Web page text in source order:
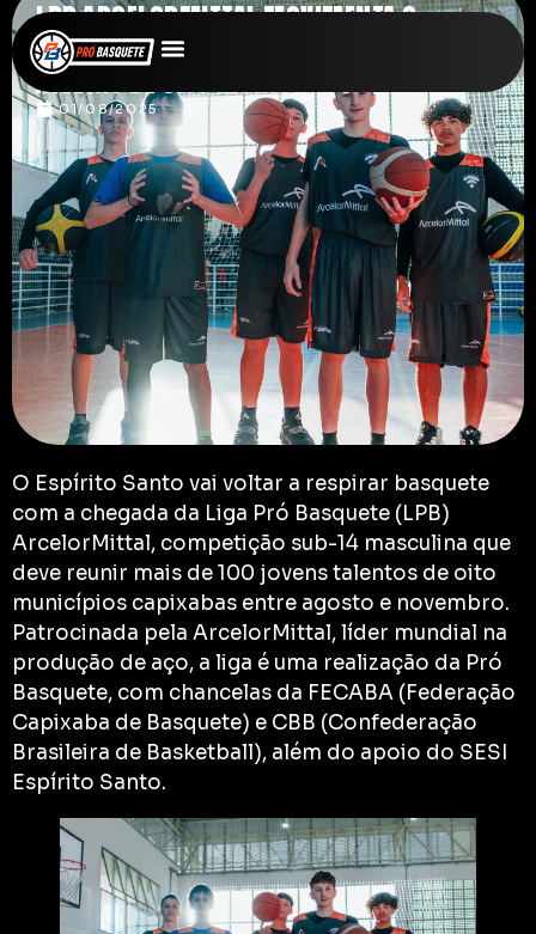
LPB ARCELORMITTAL MOVIMENTA O
ESPÍRITO SANTO COM MAIS DE 100
ATLETAS DE OITO MUNICÍPIOS
01/08/2025
O Espírito Santo vai voltar a respirar basquete
com a chegada da Liga Pró Basquete (LPB)
ArcelorMittal, competição sub-14 masculina que
deve reunir mais de 100 jovens talentos de oito
municípios capixabas entre agosto e novembro.
Patrocinada pela ArcelorMittal, líder mundial na
produção de aço, a liga é uma realização da Pró
Basquete, com chancelas da FECABA (Federação
Capixaba de Basquete) e CBB (Confederação
Brasileira de Basketball), além do apoio do SESI
Espírito Santo.